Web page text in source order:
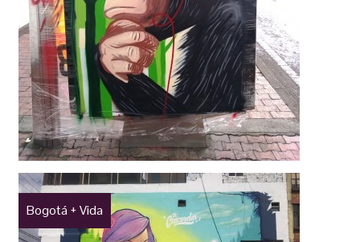
Bogotá + Vida